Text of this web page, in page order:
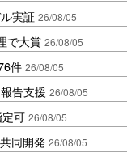
実証 26/08/05
で大賞 26/08/05
件 26/08/05
告支援 26/08/05
可 26/08/05
同開発 26/08/05